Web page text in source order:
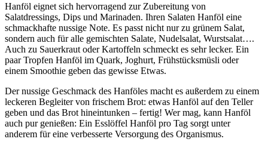
Hanföl eignet sich hervorragend zur Zubereitung von
Salatdressings, Dips und Marinaden. Ihren Salaten Hanföl eine
schmackhafte nussige Note. Es passt nicht nur zu grünem Salat,
sondern auch für alle gemischten Salate, Nudelsalat, Wurstsalat….
Auch zu Sauerkraut oder Kartoffeln schmeckt es sehr lecker. Ein
paar Tropfen Hanföl im Quark, Joghurt, Frühstücksmüsli oder
einem Smoothie geben das gewisse Etwas.
Der nussige Geschmack des Hanföles macht es außerdem zu einem
leckeren Begleiter von frischem Brot: etwas Hanföl auf den Teller
geben und das Brot hineintunken – fertig! Wer mag, kann Hanföl
auch pur genießen: Ein Esslöffel Hanföl pro Tag sorgt unter
anderem für eine verbesserte Versorgung des Organismus.